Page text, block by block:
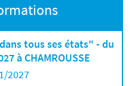
tous ses états" - du
à CHAMROUSSE
2027